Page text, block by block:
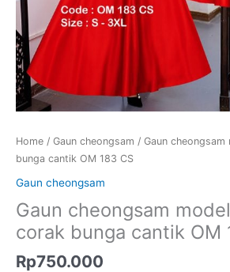
Home / Gaun cheongsam / Gaun
bunga cantik OM 183 CS
Gaun cheongsam
Gaun cheongsam
corak bunga cantik OM
Rp750.000